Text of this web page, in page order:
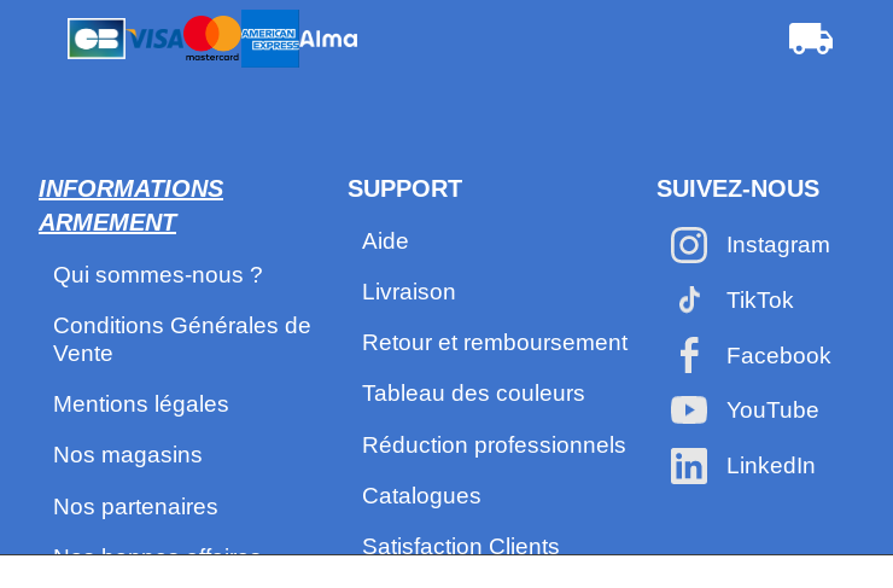
INFORMATIONS
ARMEMENT
Qui sommes-nous ?
Conditions Générales de
Vente
Mentions légales
Nos magasins
Nos partenaires
Nos bonnes affaires
SUPPORT
Aide
Livraison
Retour et remboursement
Tableau des couleurs
Réduction professionnels
Catalogues
Satisfaction Clients
SUIVEZ-NOUS
Instagram
TikTok
Facebook
YouTube
LinkedIn